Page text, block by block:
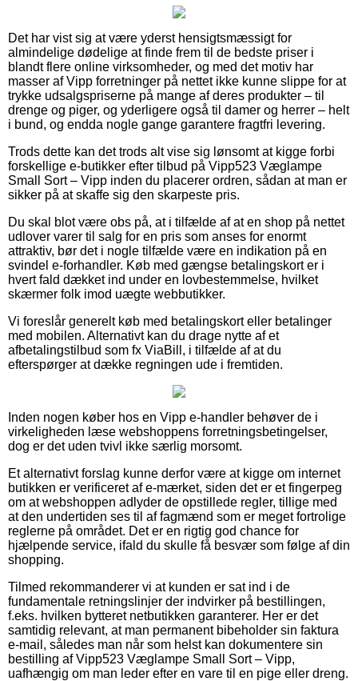
Det har vist sig at være yderst hensigtsmæssigt for
almindelige dødelige at finde frem til de bedste priser i
blandt flere online virksomheder, og med det motiv har
masser af Vipp forretninger på nettet ikke kunne slippe for at
trykke udsalgspriserne på mange af deres produkter – til
drenge og piger, og yderligere også til damer og herrer – helt
i bund, og endda nogle gange garantere fragtfri levering.
Trods dette kan det trods alt vise sig lønsomt at kigge forbi
forskellige e-butikker efter tilbud på Vipp523 Væglampe
Small Sort – Vipp inden du placerer ordren, sådan at man er
sikker på at skaffe sig den skarpeste pris.
Du skal blot være obs på, at i tilfælde af at en shop på nettet
udlover varer til salg for en pris som anses for enormt
attraktiv, bør det i nogle tilfælde være en indikation på en
svindel e-forhandler. Køb med gængse betalingskort er i
hvert fald dækket ind under en lovbestemmelse, hvilket
skærmer folk imod uægte webbutikker.
Vi foreslår generelt køb med betalingskort eller betalinger
med mobilen. Alternativt kan du drage nytte af et
afbetalingstilbud som fx ViaBill, i tilfælde af at du
efterspørger at dække regningen ude i fremtiden.
Inden nogen køber hos en Vipp e-handler behøver de i
virkeligheden læse webshoppens forretningsbetingelser,
dog er det uden tvivl ikke særlig morsomt.
Et alternativt forslag kunne derfor være at kigge om internet
butikken er verificeret af e-mærket, siden det er et fingerpeg
om at webshoppen adlyder de opstillede regler, tillige med
at den undertiden ses til af fagmænd som er meget fortrolige
reglerne på området. Det er en rigtig god chance for
hjælpende service, ifald du skulle få besvær som følge af din
shopping.
Tilmed rekommanderer vi at kunden er sat ind i de
fundamentale retningslinjer der indvirker på bestillingen,
f.eks. hvilken bytteret netbutikken garanterer. Her er det
samtidig relevant, at man permanent bibeholder sin faktura
e-mail, således man når som helst kan dokumentere sin
bestilling af Vipp523 Væglampe Small Sort – Vipp,
uafhængig om man leder efter en vare til en pige eller dreng.